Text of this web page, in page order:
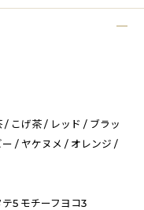
/ こげ茶 / レッド / ブラッ
/ ヤケヌメ / オレンジ /
5 モチーフヨコ3